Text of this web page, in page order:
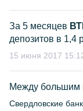
За 5 месяцев
депозитов в 1,4
15 июня 2017
Между большим
Свердловские